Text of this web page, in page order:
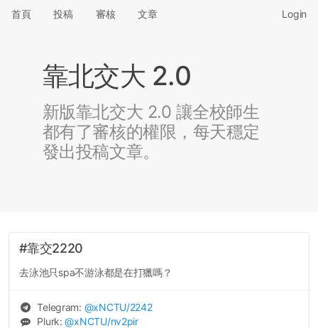
首頁 投稿 審核 文章 Login
靠北交大 2.0
新版靠北交大 2.0 讓全校師生
都有了審核的權限，每天穩定
發出投稿文章。
#靠交2220
去泳池只spa不游泳都是在打獵嗎？
Telegram: @xNCTU/2242
Plurk:@xNCTU/nv2pir